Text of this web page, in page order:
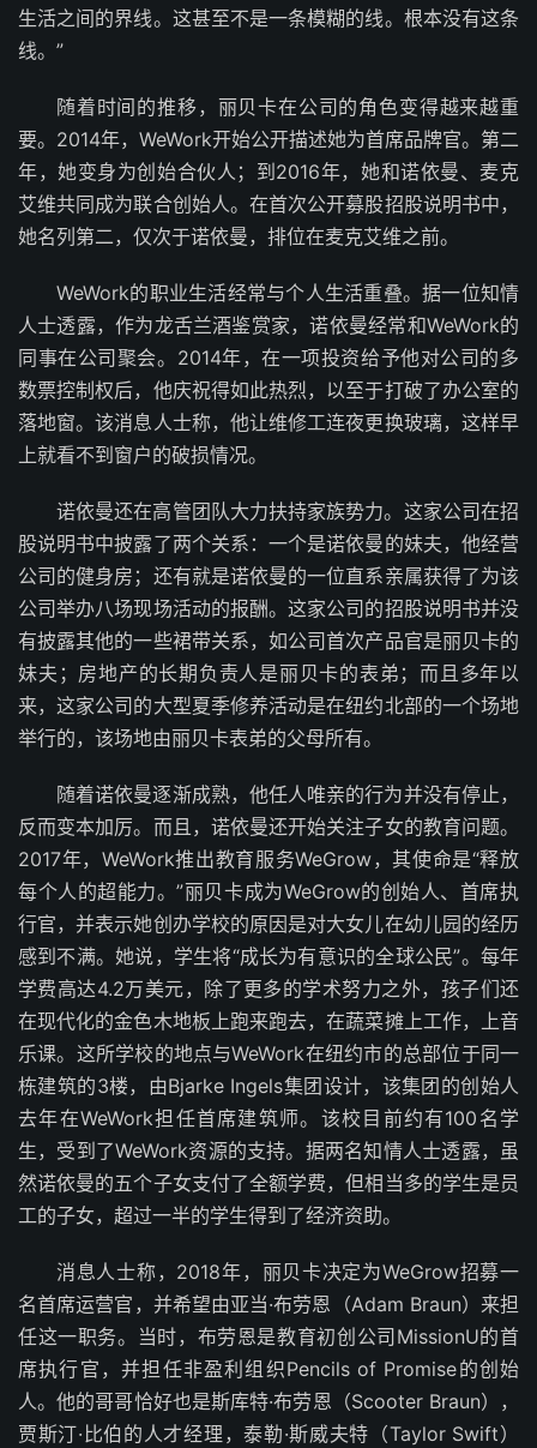
生活之间的界线。这甚至不是一条模糊的线。根本没有这条
线。”
随着时间的推移，丽贝卡在公司的角色变得越来越重
要。2014年，WeWork开始公开描述她为首席品牌官。第二
年，她变身为创始合伙人；到2016年，她和诺依曼、麦克
艾维共同成为联合创始人。在首次公开募股招股说明书中，
她名列第二，仅次于诺依曼，排位在麦克艾维之前。
WeWork的职业生活经常与个人生活重叠。据一位知情
人士透露，作为龙舌兰酒鉴赏家，诺依曼经常和WeWork的
同事在公司聚会。2014年，在一项投资给予他对公司的多
数票控制权后，他庆祝得如此热烈，以至于打破了办公室的
落地窗。该消息人士称，他让维修工连夜更换玻璃，这样早
上就看不到窗户的破损情况。
诺依曼还在高管团队大力扶持家族势力。这家公司在招
股说明书中披露了两个关系：一个是诺依曼的妹夫，他经营
公司的健身房；还有就是诺依曼的一位直系亲属获得了为该
公司举办八场现场活动的报酬。这家公司的招股说明书并没
有披露其他的一些裙带关系，如公司首次产品官是丽贝卡的
妹夫；房地产的长期负责人是丽贝卡的表弟；而且多年以
来，这家公司的大型夏季修养活动是在纽约北部的一个场地
举行的，该场地由丽贝卡表弟的父母所有。
随着诺依曼逐渐成熟，他任人唯亲的行为并没有停止，
反而变本加厉。而且，诺依曼还开始关注子女的教育问题。
2017年，WeWork推出教育服务WeGrow，其使命是“释放
每个人的超能力。”丽贝卡成为WeGrow的创始人、首席执
行官，并表示她创办学校的原因是对大女儿在幼儿园的经历
感到不满。她说，学生将“成长为有意识的全球公民”。每年
学费高达4.2万美元，除了更多的学术努力之外，孩子们还
在现代化的金色木地板上跑来跑去，在蔬菜摊上工作，上音
乐课。这所学校的地点与WeWork在纽约市的总部位于同一
栋建筑的3楼，由Bjarke Ingels集团设计，该集团的创始人
去年在WeWork担任首席建筑师。该校目前约有100名学
生，受到了WeWork资源的支持。据两名知情人士透露，虽
然诺依曼的五个子女支付了全额学费，但相当多的学生是员
工的子女，超过一半的学生得到了经济资助。
消息人士称，2018年，丽贝卡决定为WeGrow招募一
名首席运营官，并希望由亚当·布劳恩（Adam Braun）来担
任这一职务。当时，布劳恩是教育初创公司MissionU的首
席执行官，并担任非盈利组织Pencils of Promise的创始
人。他的哥哥恰好也是斯库特·布劳恩（Scooter Braun），
贾斯汀·比伯的人才经理，泰勒·斯威夫特（Taylor Swift）